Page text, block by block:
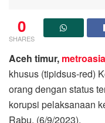
0
SHARES
Aceh timur,
khusus (tipidsus-red)
orang dengan status
korupsi pelaksanaan
Rabu, (6/9/2023).